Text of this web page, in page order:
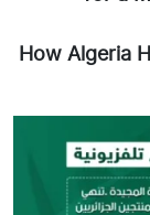
How Algeria